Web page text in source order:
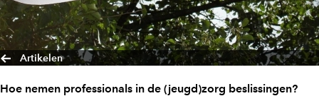
Artikelen
Hoe nemen professionals in de (jeugd)zorg beslissingen?